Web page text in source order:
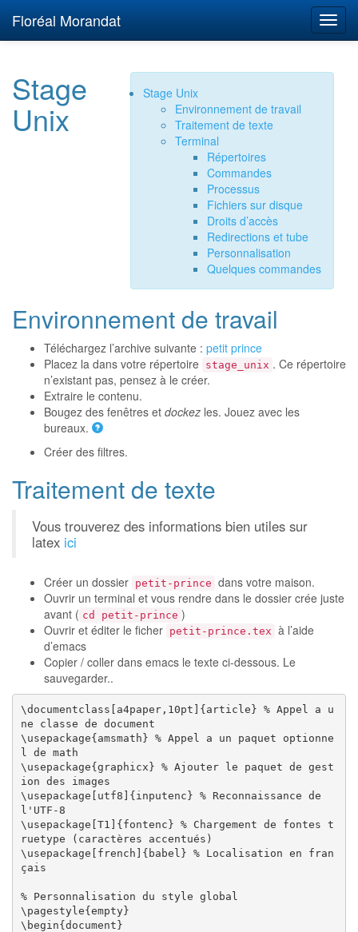
Floréal Morandat
Stage Unix
Environnement de travail
Traitement de texte
Terminal
Répertoires
Commandes
Processus
Fichiers sur disque
Droits d’accès
Redirections et tube
Personnalisation
Quelques commandes
Stage
Unix
Environnement de travail
Téléchargez l’archive suivante : petit prince
Placez la dans votre répertoire stage_unix . Ce répertoire
n’existant pas, pensez à le créer.
Extraire le contenu.
Bougez des fenêtres et dockez les. Jouez avec les
bureaux.
Créer des filtres.
Traitement de texte
Vous trouverez des informations bien utiles sur
latex ici
Créer un dossier petit-prince dans votre maison.
Ouvrir un terminal et vous rendre dans le dossier crée juste
avant ( cd petit-prince )
Ouvrir et éditer le ficher petit-prince.tex à l’aide
d’emacs
Copier / coller dans emacs le texte ci-dessous. Le
sauvegarder..
\documentclass[a4paper,10pt]{article} % Appel a u
ne classe de document
\usepackage{amsmath} % Appel a un paquet optionne
l de math
\usepackage{graphicx} % Ajouter le paquet de gest
ion des images
\usepackage[utf8]{inputenc} % Reconnaissance de
l'UTF-8
\usepackage[T1]{fontenc} % Chargement de fontes t
ruetype (caractères accentués)
\usepackage[french]{babel} % Localisation en fran
çais
% Personnalisation du style global
\pagestyle{empty}
\begin{document}